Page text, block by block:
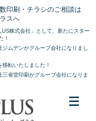
印刷・チラシのご相談は
スへ
株式会社」として、新たにスター
！
ジムデンがグループ会社になりまし
転いたしました！
三省堂印刷がグループ会社になりま